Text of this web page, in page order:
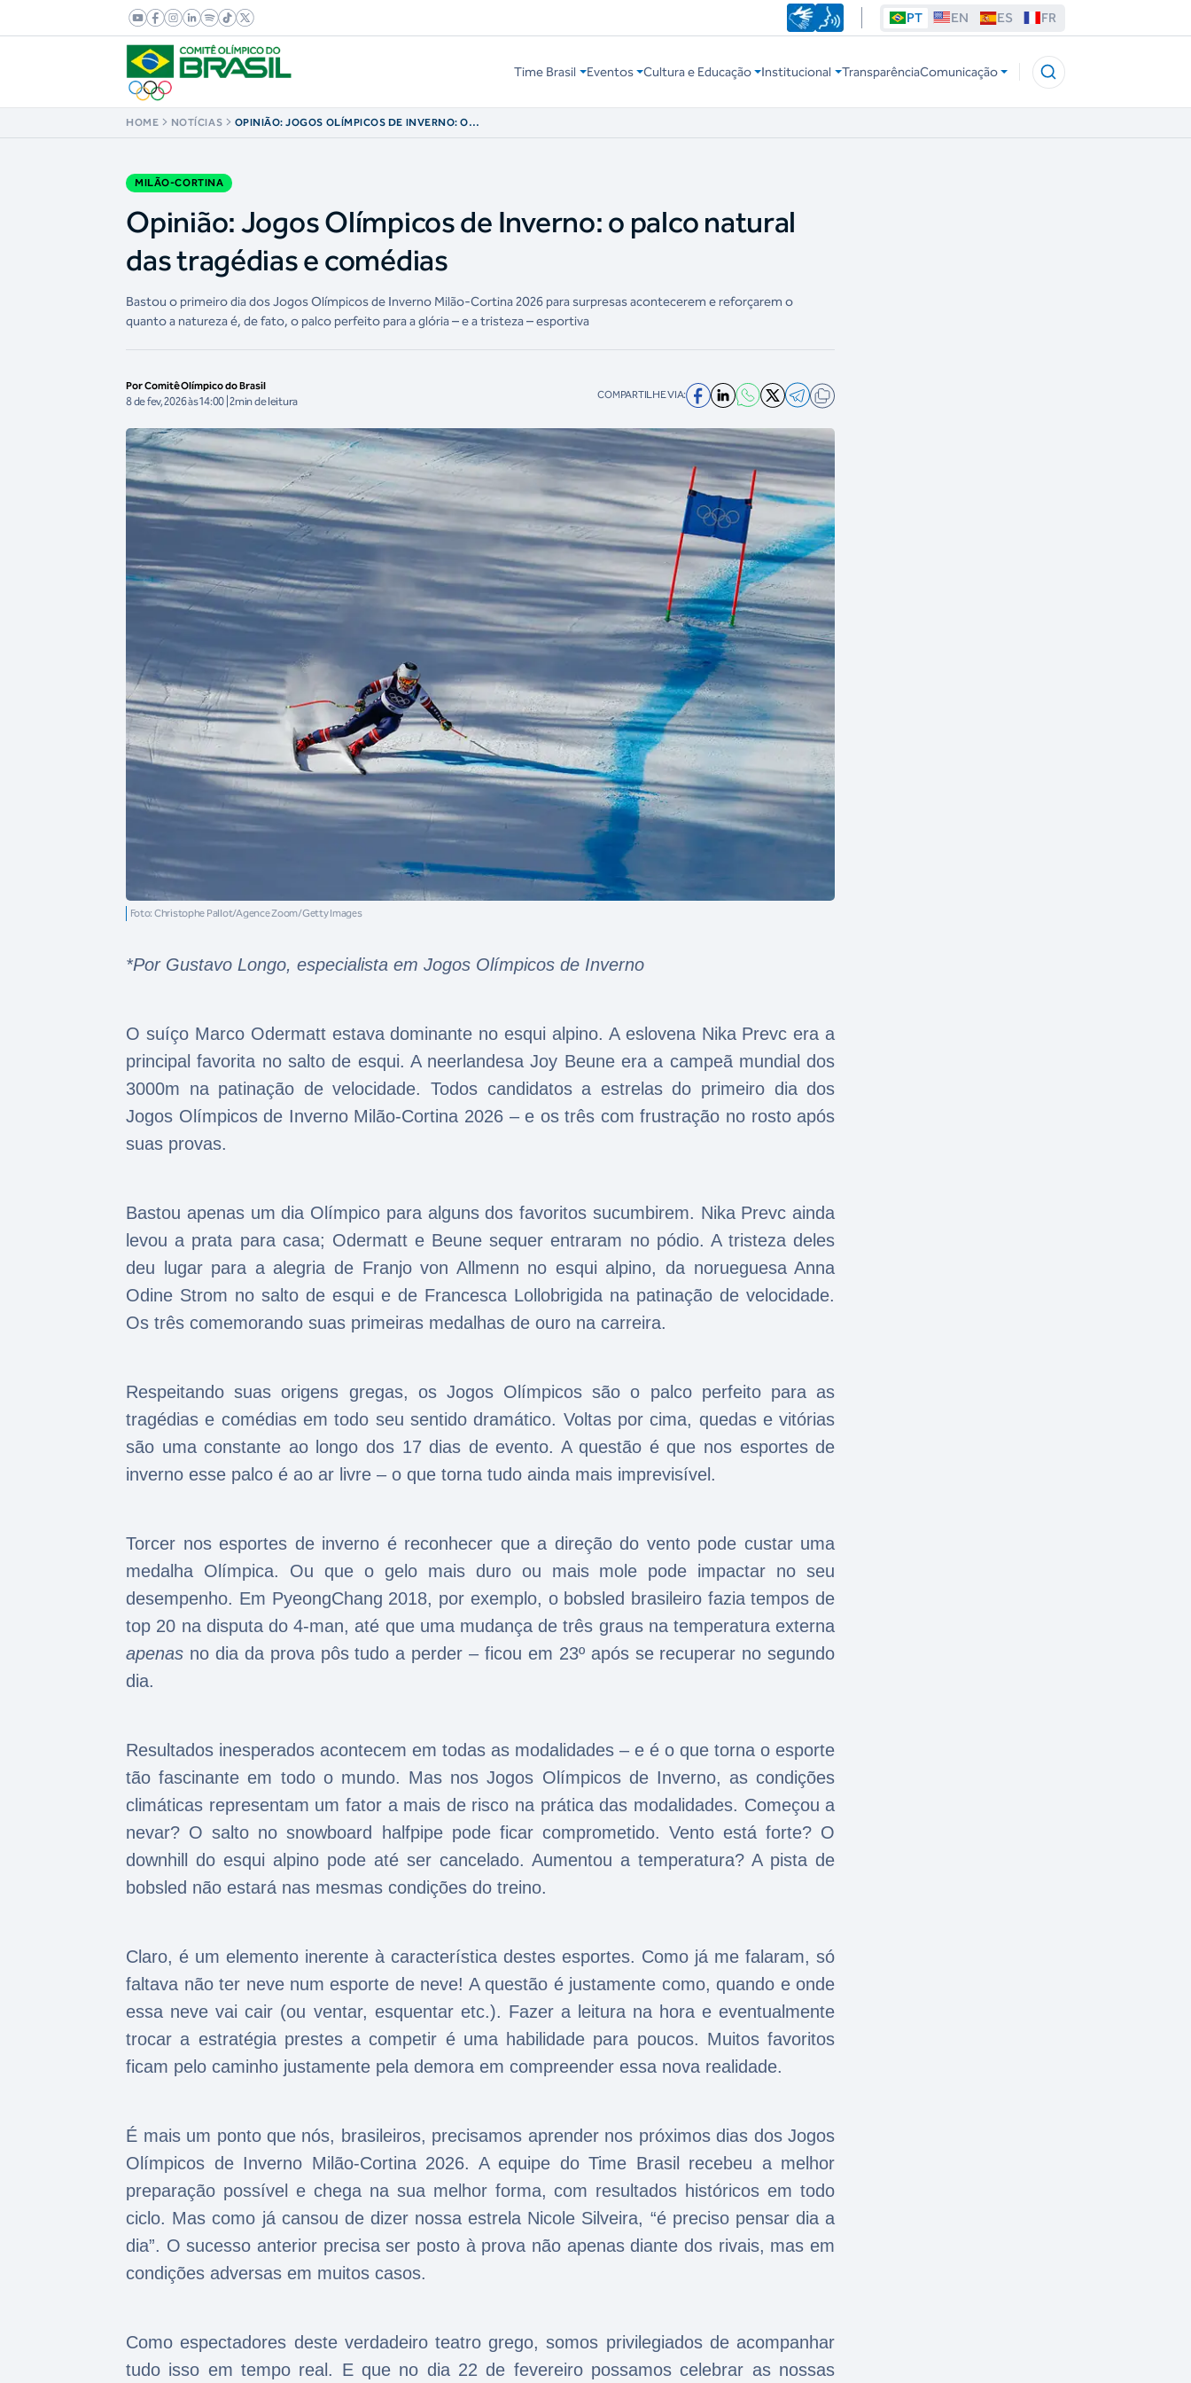
PT EN ES FR
Time Brasil Eventos Cultura e Educação Institucional TransparênciaComunicação
HOME NOTÍCIAS
OPINIÃO: JOGOS OLÍMPICOS DE INVERNO: O
MILÃO-CORTINA
Opinião: Jogos Olímpicos de Inverno: o palco natural
das tragédias e comédias
Bastou o primeiro dia dos Jogos Olímpicos de Inverno Milão-Cortina 2026 para surpresas acontecerem e reforçarem o
quanto a natureza é, de fato, o palco perfeito para a glória – e a tristeza – esportiva
Por Comitê Olímpico do Brasil
8 de fev, 2026 às 14:00 | 2min de leitura COMPARTILHE VIA:
Foto: Christophe Pallot/Agence Zoom/Getty Images
*Por Gustavo Longo, especialista em Jogos Olímpicos de Inverno
O suíço Marco Odermatt estava dominante no esqui alpino. A eslovena Nika Prevc era a
principal favorita no salto de esqui. A neerlandesa Joy Beune era a campeã mundial dos
3000m na patinação de velocidade. Todos candidatos a estrelas do primeiro dia dos
Jogos Olímpicos de Inverno Milão-Cortina 2026 – e os três com frustração no rosto após
suas provas.
Bastou apenas um dia Olímpico para alguns dos favoritos sucumbirem. Nika Prevc ainda
levou a prata para casa; Odermatt e Beune sequer entraram no pódio. A tristeza deles
deu lugar para a alegria de Franjo von Allmenn no esqui alpino, da norueguesa Anna
Odine Strom no salto de esqui e de Francesca Lollobrigida na patinação de velocidade.
Os três comemorando suas primeiras medalhas de ouro na carreira.
Respeitando suas origens gregas, os Jogos Olímpicos são o palco perfeito para as
tragédias e comédias em todo seu sentido dramático. Voltas por cima, quedas e vitórias
são uma constante ao longo dos 17 dias de evento. A questão é que nos esportes de
inverno esse palco é ao ar livre – o que torna tudo ainda mais imprevisível.
Torcer nos esportes de inverno é reconhecer que a direção do vento pode custar uma
medalha Olímpica. Ou que o gelo mais duro ou mais mole pode impactar no seu
desempenho. Em PyeongChang 2018, por exemplo, o bobsled brasileiro fazia tempos de
top 20 na disputa do 4-man, até que uma mudança de três graus na temperatura externa
apenas no dia da prova pôs tudo a perder – ficou em 23º após se recuperar no segundo
dia.
Resultados inesperados acontecem em todas as modalidades – e é o que torna o esporte
tão fascinante em todo o mundo. Mas nos Jogos Olímpicos de Inverno, as condições
climáticas representam um fator a mais de risco na prática das modalidades. Começou a
nevar? O salto no snowboard halfpipe pode ficar comprometido. Vento está forte? O
downhill do esqui alpino pode até ser cancelado. Aumentou a temperatura? A pista de
bobsled não estará nas mesmas condições do treino.
Claro, é um elemento inerente à característica destes esportes. Como já me falaram, só
faltava não ter neve num esporte de neve! A questão é justamente como, quando e onde
essa neve vai cair (ou ventar, esquentar etc.). Fazer a leitura na hora e eventualmente
trocar a estratégia prestes a competir é uma habilidade para poucos. Muitos favoritos
ficam pelo caminho justamente pela demora em compreender essa nova realidade.
É mais um ponto que nós, brasileiros, precisamos aprender nos próximos dias dos Jogos
Olímpicos de Inverno Milão-Cortina 2026. A equipe do Time Brasil recebeu a melhor
preparação possível e chega na sua melhor forma, com resultados históricos em todo
ciclo. Mas como já cansou de dizer nossa estrela Nicole Silveira, “é preciso pensar dia a
dia”. O sucesso anterior precisa ser posto à prova não apenas diante dos rivais, mas em
condições adversas em muitos casos.
Como espectadores deste verdadeiro teatro grego, somos privilegiados de acompanhar
tudo isso em tempo real. E que no dia 22 de fevereiro possamos celebrar as nossas